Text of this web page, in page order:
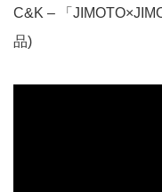
C&K – 「
品)